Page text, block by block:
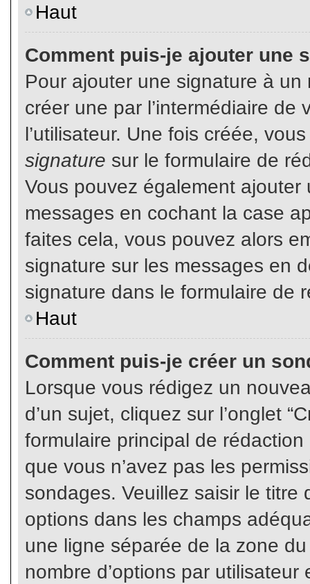
Haut
Comment puis-je ajouter une
Pour ajouter une signature à un
créer une par l’intermédiaire
l’utilisateur. Une fois créée,
signature sur le formulaire de
Vous pouvez également
messages en cochant la case
faites cela, vous pouvez alors
signature sur les messages en
signature dans le formulaire de
Haut
Comment puis-je créer un
Lorsque vous rédigez un
d’un sujet, cliquez sur l’onglet
formulaire principal de
que vous n’avez pas les
sondages. Veuillez saisir le
options dans les champs
une ligne séparée de la zone
nombre d’options par